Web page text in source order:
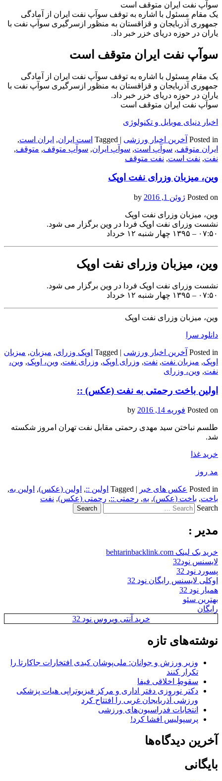
سوآپ نفت ایران متوقف است
یک مقام مسئول با اشاره به توقف سوآپ نفت ایران از آمادگی
جمهوری آذربایجان و قزاقستان به منظور ازسرگیری سوآپ نفت با
یاران در حوزه دریای خزر خبر داد.
سوآپ نفت ایران متوقف است
یک مقام مسئول با اشاره به توقف سوآپ نفت ایران از آمادگی
جمهوری آذربایجان و قزاقستان به منظور ازسرگیری سوآپ نفت با
یاران در حوزه دریای خزر خبر داد.
سوآپ نفت ایران متوقف است
اخبار دنیای موبایل و تکنولوژی
Posted in آخرین اخبار ورزشی |
Tagged است ایران, ایران است,
ایران متوقف, سوآپ است, سوآپ ایران, سوآپ متوقف, متوقف,
نفت, نفت است, نفت متوقف
وین، میزبان وزرای نفت اوپک
Posted on ژوئن 1, 2016
وین، میزبان وزرای نفت اوپک
نشست وزرای نفت اوپک فردا در وین برگزار می شود.
۰۷:۵۰ – ۱۳۹۵ چهار شنبه ۱۲ خرداد
وین، میزبان وزرای نفت اوپک
نشست وزرای نفت اوپک فردا در وین برگزار می شود.
۰۷:۵۰ – ۱۳۹۵ چهار شنبه ۱۲ خرداد
وین، میزبان وزرای نفت اوپک
دانلود سرا
Posted in آخرین اخبار ورزشی |
Tagged اوپک وزرای, میزبان, میزبان
اوپک, میزبان نفت, نفت, وزرای اوپک, وزرای نفت, وین، اوپک, وین،
نفت, وین، وزرای
اولین باخت رحمتی به نفت (عکس) ::
Posted on فوریه 14, 2016
طلسم نباختن سید مهدی رحمتی مقابل نفت تهران امروز شکسته
شد.
خرید غذا
مد روز
Posted in عکس های خبر |
Tagged اولین ::, اولین (عکس), اولین به,
باخت, باخت (عکس), به, رحمتی ::, رحمتی (عکس), نفت
Search
مدیر :
خرید بک لینک behtarinbacklink.com
لایسنس نود32
پسورد نود 32
اوکلی لایسنس رایگان نود 32
همیار نود 32
بهترین سئو
رایگان
خرید آنتی ویروس نود 32
نوشته‌های تازه
وزیر ورزش و جوانان: ملی‌پوشان کبدی افتخارات جاکارتا را
تکرار کنند
سقوطِ اخلاقی فیفا
دکتر نوروزی دفتر اداری و مرکز فیزیوتراپی هیات پزشکی
ورزشی آذربایجان غربی را افتتاح کرد
انتخابات فدراسیون‌های ورزشی
پرسپولیس افشا کرد!
آخرین دیدگاه‌ها
بایگانی